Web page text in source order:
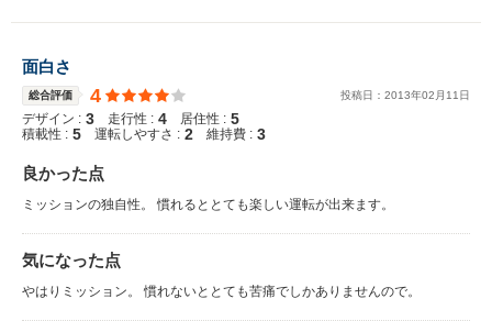
面白さ
総合評価 4 投稿日： 2013年02 月 11 日
デザイン : 3 走行性 : 4 居住性 : 5
積載性 : 5 運転しやすさ : 2 維持費 : 3
良かった点
ミッションの独自性。 慣れるととても楽しい運転が出来ます。
気になった点
やはりミッション。 慣れないととても苦痛でしかありませんので。